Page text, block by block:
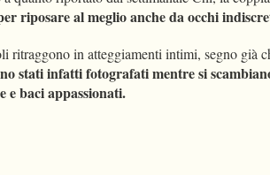
riposare al meglio anche da occhi
ritraggono in atteggiamenti intimi, segno già
stati infatti fotografati mentre si
e baci appassionati.